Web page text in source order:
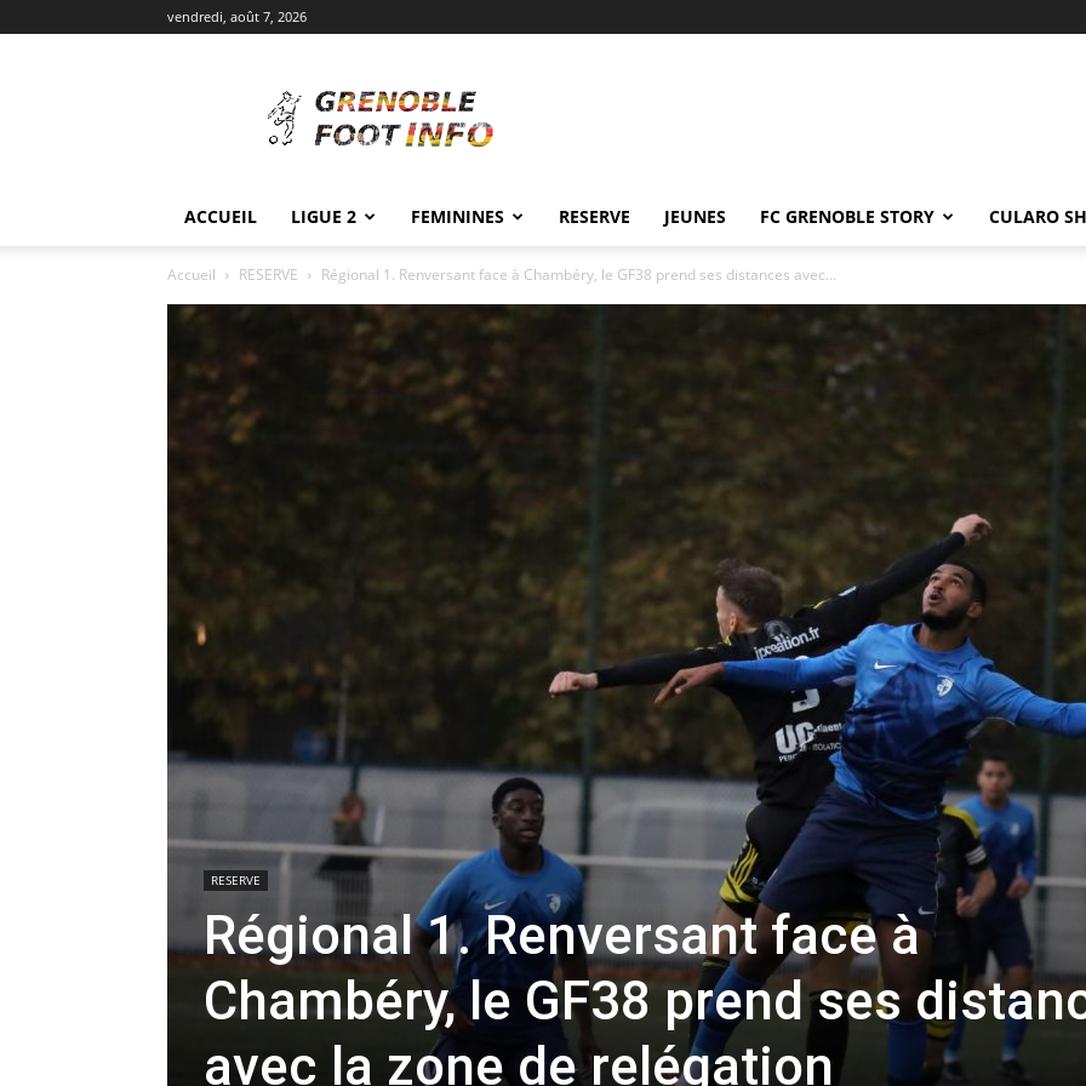
vendredi, août 7, 2026
Foot
Info
ACCUEIL LIGUE 2 FEMININES RESERVE JEUNES FC GRENOBLE STORY CULARO
Accueil RESERVE Régional 1. Renversant face à Chambéry, le GF38 prend ses distances avec...
RESERVE
Régional 1. Renversant face à
Chambéry, le GF38 prend ses
avec la zone de relégation